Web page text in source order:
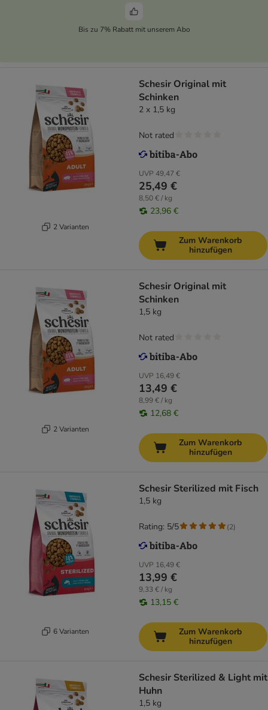
Bis zu 7% Rabatt mit unserem Abo
2 Varianten
Schesir Original mit
Schinken
2 x 1,5 kg
UVP 49,47 €
25,49 €
8,50 € / kg
23,96 €
Not rated
Zum Warenkorb
hinzufügen
2 Varianten
Schesir Original mit
Schinken
1,5 kg
UVP 16,49 €
13,49 €
8,99 € / kg
12,68 €
Not rated
Zum Warenkorb
hinzufügen
6 Varianten
Schesir Sterilized mit Fisch
1,5 kg
UVP 16,49 €
13,99 €
9,33 € / kg
13,15 €
Rating: 5/5 (2)
Zum Warenkorb
hinzufügen
Schesir Sterilized & Light mit
Huhn
1,5 kg